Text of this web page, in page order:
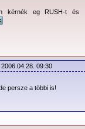
kérnék eg RUSH-t és
09:30
persze a többi is!